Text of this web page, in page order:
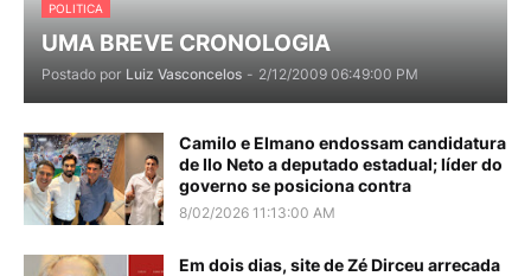
POLITICA
UMA BREVE CRONOLOGIA
Postado por Luiz Vasconcelos - 2/12/2009 06:49:00 PM
Camilo e Elmano endossam candidatura
de Ilo Neto a deputado estadual; líder do
governo se posiciona contra
8/02/2026 11:13:00 AM
Em dois dias, site de Zé Dirceu arrecada